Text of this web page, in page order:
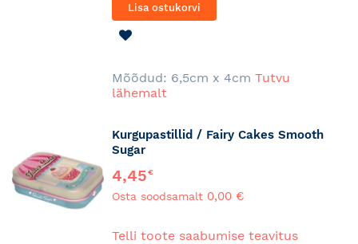
Lisa ostukorvi
Mõõdud: 6,5cm x 4cm Tutvu
lähemalt
Kurgupastillid / Fairy Cakes Smooth
Sugar
4,45€
Osta soodsamalt 0,00 €
Telli toote saabumise teavitus